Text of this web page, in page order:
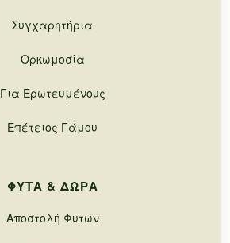
Συγχαρητήρια
Ορκωμοσία
Για Ερωτευμένους
Επέτειος Γάμου
ΦΥΤΆ & ΔΏΡΑ
Αποστολή Φυτών